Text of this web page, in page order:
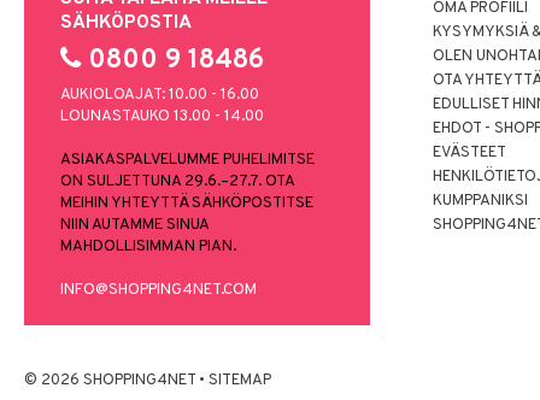
SÄHKÖPOSTIA
0800 9 18486
AUKIOLOAJAT: 10.00 - 16.00
LOUNASTAUKO 13.00 - 14.00
ASIAKASPALVELUMME PUHELIMITSE
ON SULJETTUNA 29.6.–27.7. OTA
MEIHIN YHTEYTTÄ SÄHKÖPOSTITSE
NIIN AUTAMME SINUA
MAHDOLLISIMMAN PIAN.
INFO@SHOPPING4NET.COM
OMA PROFIILI
KYSYMYKSIÄ
OLEN
OTA
EDULLISET
EHDOT -
EVÄSTEET
KUMPPANIKSI
© 2026 SHOPPING4NET • SITEMAP